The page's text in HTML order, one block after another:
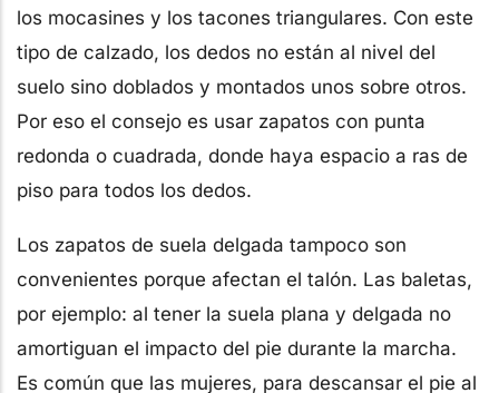
los mocasines y los tacones triangulares. Con este
tipo de calzado, los dedos no están al nivel del
suelo sino doblados y montados unos sobre otros.
Por eso el consejo es usar zapatos con punta
redonda o cuadrada, donde haya espacio a ras de
piso para todos los dedos.
Los zapatos de suela delgada tampoco son
convenientes porque afectan el talón. Las baletas,
por ejemplo: al tener la suela plana y delgada no
amortiguan el impacto del pie durante la marcha.
Es común que las mujeres, para descansar el pie al